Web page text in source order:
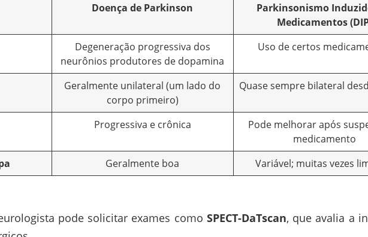
Doença de Parkinson
Parkinsonismo
Medicamentos
Degeneração progressiva dos
neurônios produtores de dopamina
Uso de certos
Geralmente unilateral (um lado do
corpo primeiro)
Quase sempre bilateral
Progressiva e crônica
Pode melhorar após
medicamento
Geralmente boa Variável; muitas vezes
pode solicitar exames como SPECT-DaTscan, que avalia a